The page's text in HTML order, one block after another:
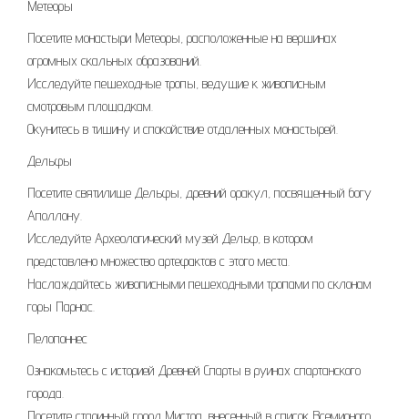
Метеоры
Посетите монастыри Метеоры, расположенные на вершинах
огромных скальных образований.
Исследуйте пешеходные тропы, ведущие к живописным
смотровым площадкам.
Окунитесь в тишину и спокойствие отдаленных монастырей.
Дельфы
Посетите святилище Дельфы, древний оракул, посвященный богу
Аполлону.
Исследуйте Археологический музей Дельф, в котором
представлено множество артефактов с этого места.
Наслаждайтесь живописными пешеходными тропами по склонам
горы Парнас.
Пелопоннес
Ознакомьтесь с историей Древней Спарты в руинах спартанского
города.